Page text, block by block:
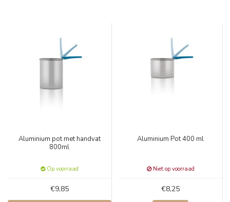
Aluminium pot met handvat
800ml
Op voorraad
€9,85
Aluminium Pot 400 ml
Niet op voorraad
€8,25